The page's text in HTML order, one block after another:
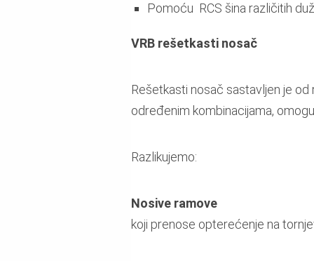
Pomoću RCS šina različitih
VRB rešetkasti nosač
Rešetkasti nosač sastavljen je od
određenim kombinacijama,
Razlikujemo:
Nosive ramove
koji prenose opterećenje na